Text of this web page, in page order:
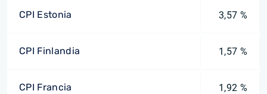
CPI Estonia 3,57 %
CPI Finlandia 1,57 %
CPI Francia 1,92 %